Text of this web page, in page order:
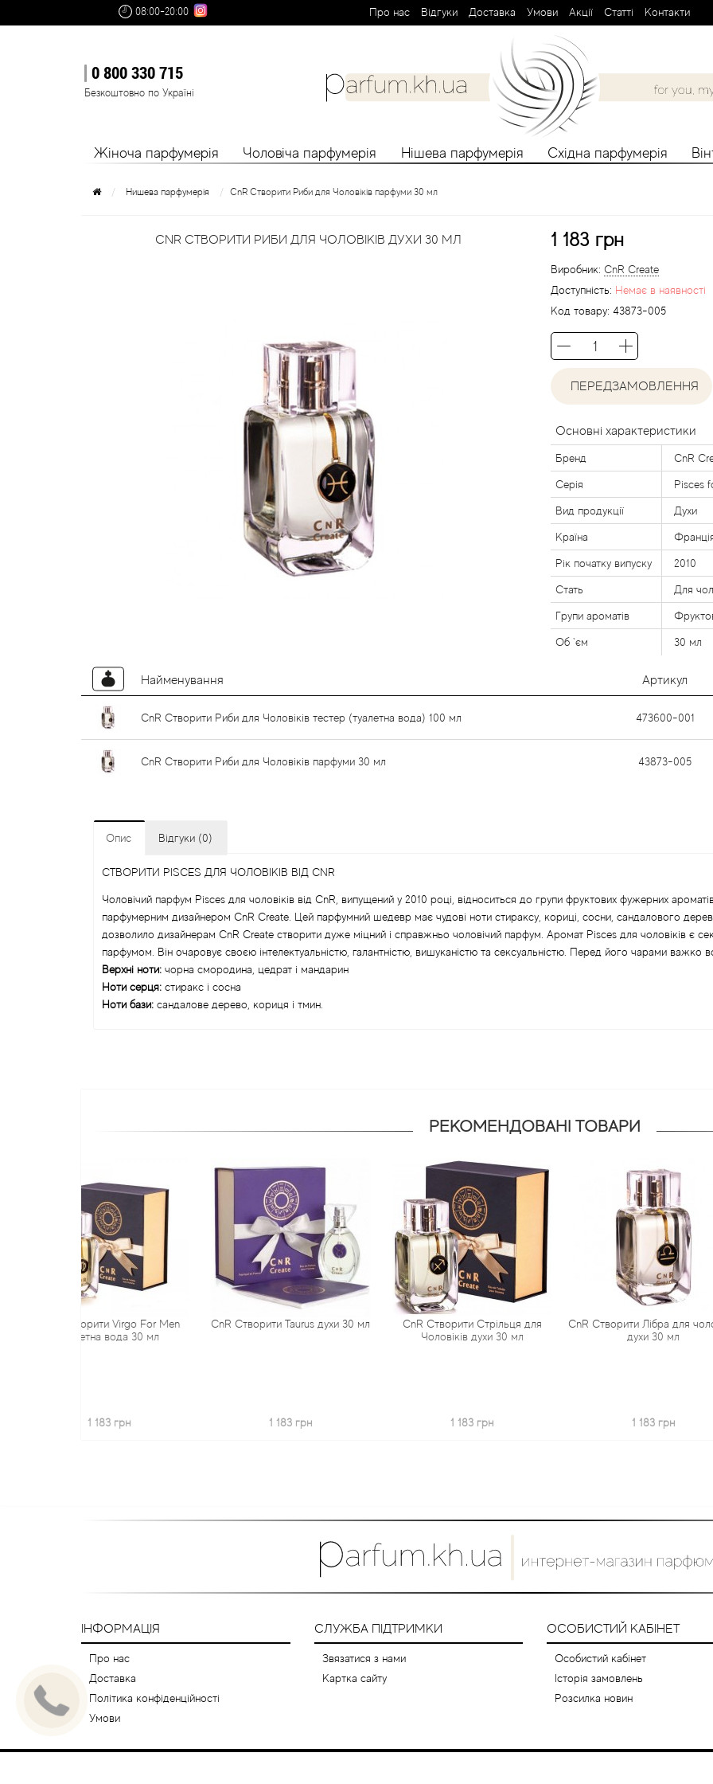
08:00-20:00 Про нас Вiдгуки Доставка Умови Aкції Cтатті Контакти
0 800 330 715
Безкоштовно по Україні
Жіноча парфумерія Чоловіча парфумерія Нішева парфумерія Східна парфумерія
Нишева парфумерія CnR Створити Риби для Чоловіків парфуми 30 мл
CNR СТВОРИТИ РИБИ ДЛЯ ЧОЛОВІКІВ ДУХИ 30 МЛ 1 183 грн
Виробник: CnR Create
Доступність: Немає в наявності
Код товару: 43873-005
ПЕРЕДЗАМОВЛЕННЯ
Основні характеристики
Бренд CnR
Серія Pisces
Вид продукції Духи
Країна
Рік початку випуску 2010
Стать Для
Групи ароматів
Об `єм 30 мл
Найменування Артикул
CnR Створити Риби для Чоловіків тестер (туалетна вода) 100 мл 473600-001
CnR Створити Риби для Чоловіків парфуми 30 мл 43873-005
Опис Відгуки (0)
СТВОРИТИ PISCES ДЛЯ ЧОЛОВІКІВ ВІД CNR
Чоловічий парфум Pisces для чоловіків від CnR, випущений у 2010 році, відноситься до групи фруктових фужерних
парфумерним дизайнером CnR Create. Цей парфумний шедевр має чудові ноти стираксу, кориці, сосни, сандалового
дозволило дизайнерам CnR Create створити дуже міцний і справжньо чоловічий парфум. Аромат Pisces для чоловіків є
парфумом. Він очаровує своєю інтелектуальністю, галантністю, вишуканістю та сексуальністю. Перед його чарами важко
Верхні ноти: чорна смородина, цедрат і мандарин
Ноти серця: стиракс і сосна
Ноти бази: сандалове дерево, кориця і тмин.
РЕКОМЕНДОВАНІ ТОВАРИ
Virgo For Men
CnR Створити Taurus духи 30 мл
CnR Створити Стрільця для
Чоловіків духи 30 мл
CnR Створити Лібра для чоловіків
CnR
ІНФОРМАЦІЯ
Про нас
Доставка
Політика конфіденційності
Умови
СЛУЖБА ПІДТРИМКИ
Звязатися з нами
Картка сайту
ОСОБИСТИЙ КАБІНЕТ
Особистий кабінет
Історія замовлень
Розсилка новин